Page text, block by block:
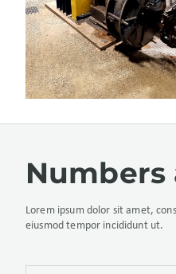
Numbers
Lorem ipsum dolor sit amet,
eiusmod tempor incididunt ut.